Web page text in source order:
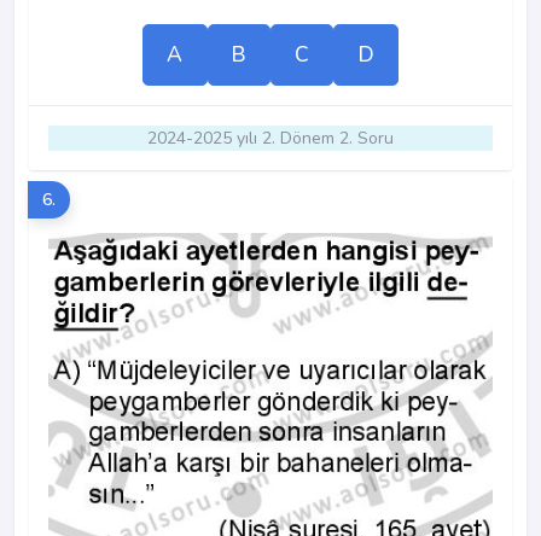
A B C D
2024-2025 yılı 2. Dönem 2. Soru
6.